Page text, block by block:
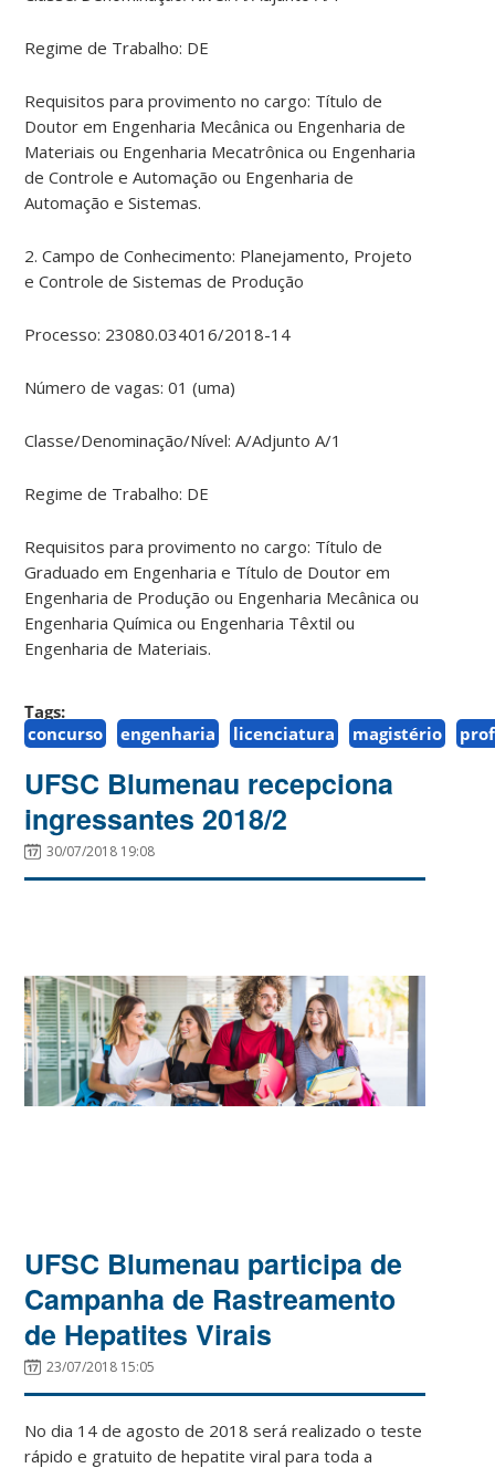
Regime de Trabalho: DE
Requisitos para provimento no cargo: Título de
Doutor em Engenharia Mecânica ou Engenharia de
Materiais ou Engenharia Mecatrônica ou Engenharia
de Controle e Automação ou Engenharia de
Automação e Sistemas.
2. Campo de Conhecimento: Planejamento, Projeto
e Controle de Sistemas de Produção
Processo: 23080.034016/2018-14
Número de vagas: 01 (uma)
Classe/Denominação/Nível: A/Adjunto A/1
Regime de Trabalho: DE
Requisitos para provimento no cargo: Título de
Graduado em Engenharia e Título de Doutor em
Engenharia de Produção ou Engenharia Mecânica ou
Engenharia Química ou Engenharia Têxtil ou
Engenharia de Materiais.
Tags:
concurso
engenharia licenciatura magistério
UFSC Blumenau recepciona
ingressantes 2018/2
30/07/2018 19:08
UFSC Blumenau participa de
Campanha de Rastreamento
de Hepatites Virais
23/07/2018 15:05
No dia 14 de agosto de 2018 será realizado o teste
rápido e gratuito de hepatite viral para toda a